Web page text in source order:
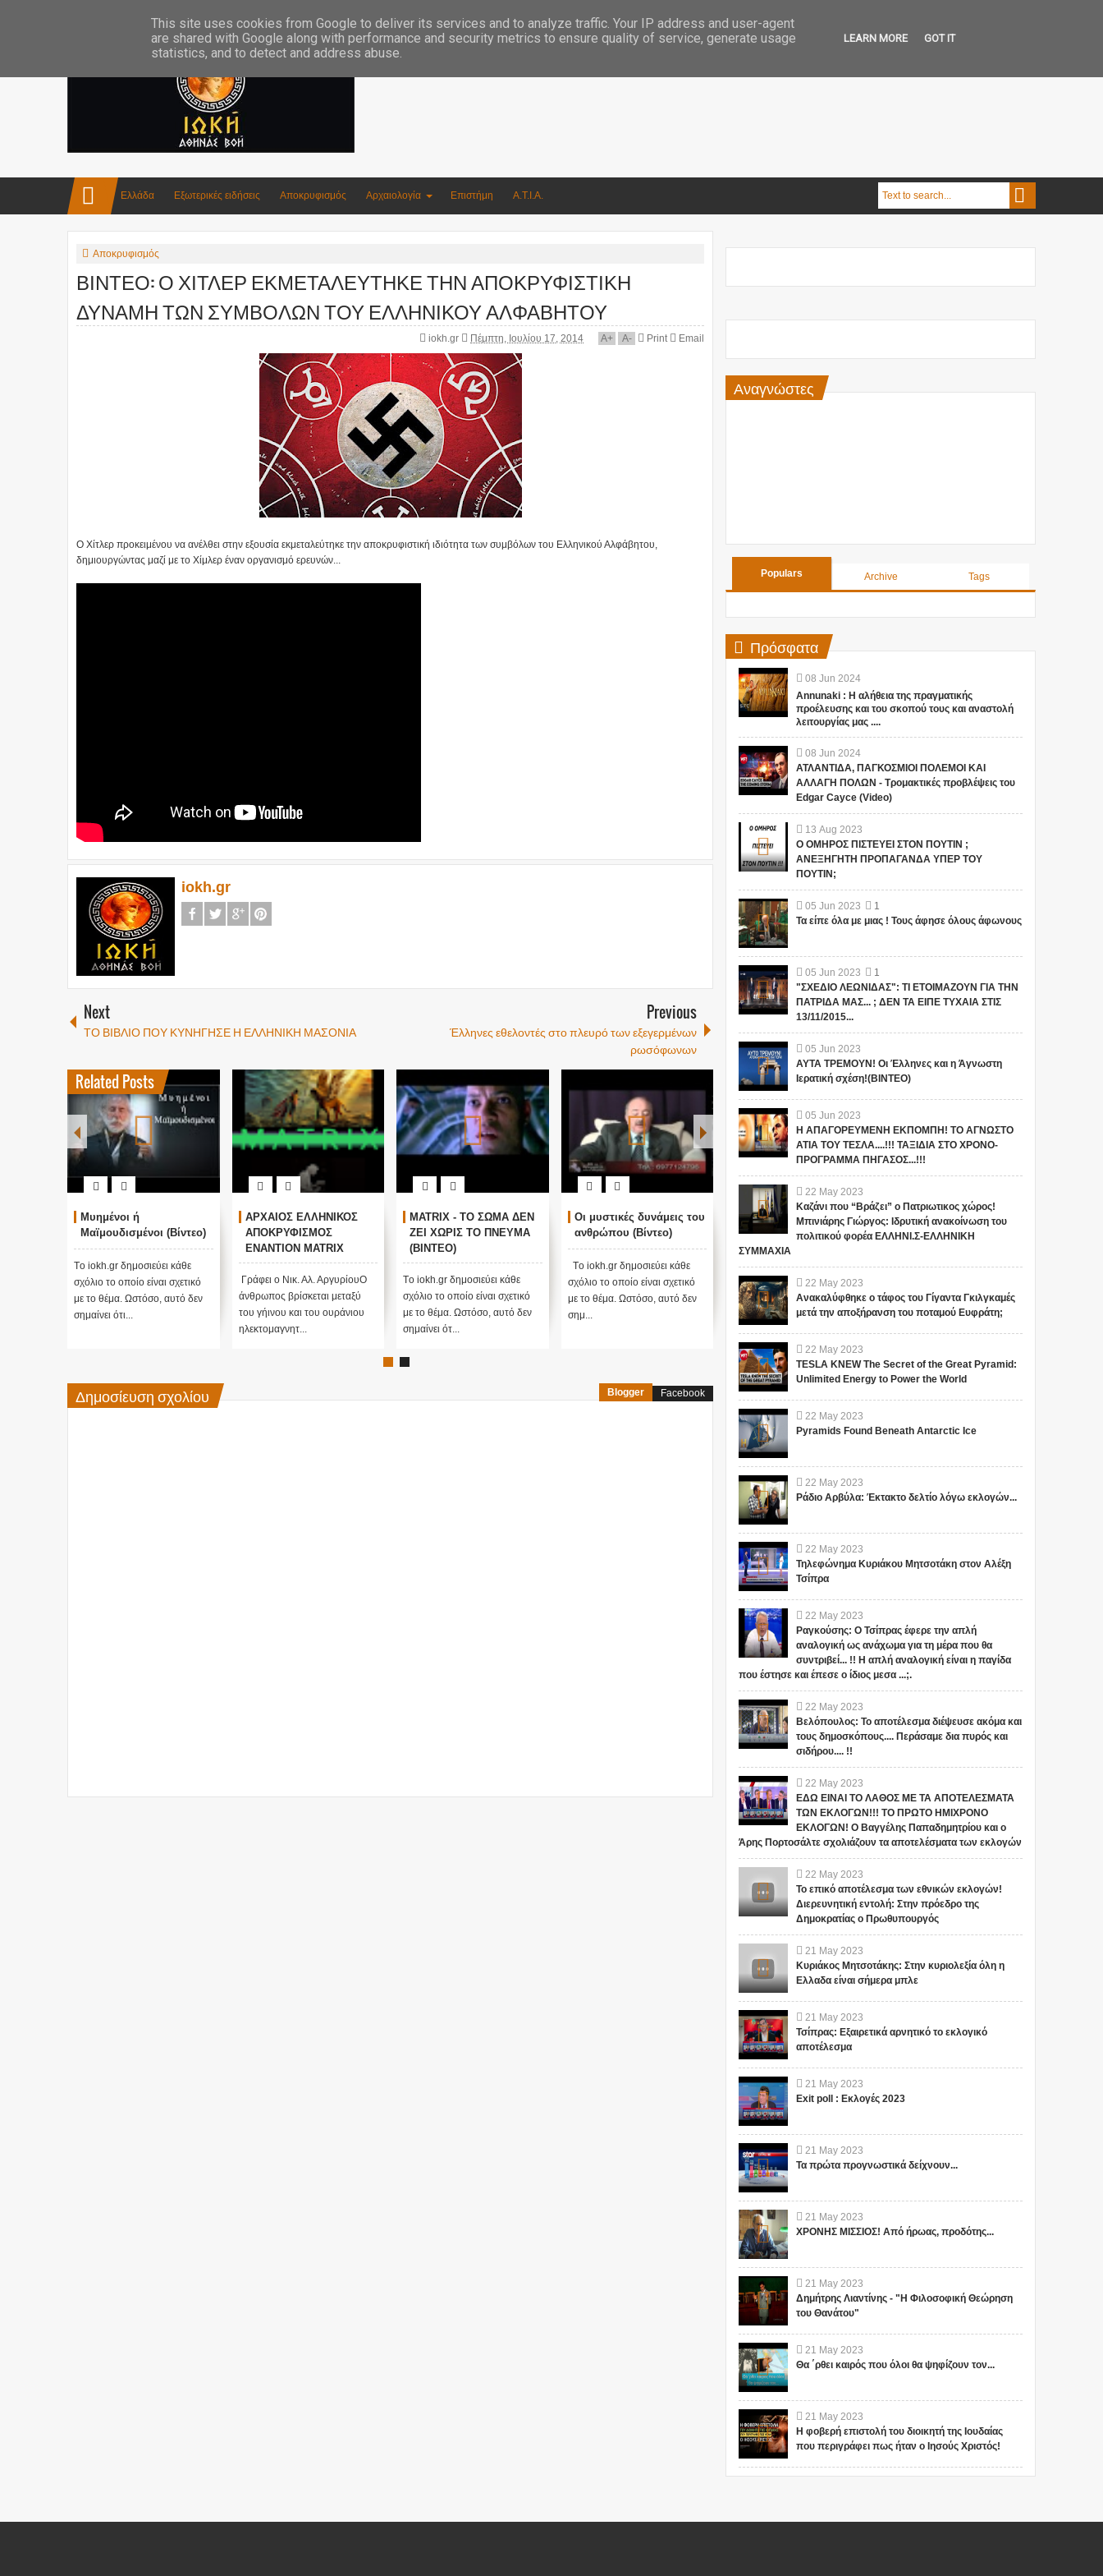
Ελλάδα Εξωτερικές ειδήσεις Αποκρυφισμός Αρχαιολογία Επιστήμη Α.Τ.Ι.Α.
Αποκρυφισμός
ΒΙΝΤΕΟ: Ο ΧΙΤΛΕΡ ΕΚΜΕΤΑΛΕΥΤΗΚΕ ΤΗΝ ΑΠΟΚΡΥΦΙΣΤΙΚΗ
ΔΥΝΑΜΗ ΤΩΝ ΣΥΜΒΟΛΩΝ ΤΟΥ ΕΛΛΗΝΙΚΟΥ ΑΛΦΑΒΗΤΟΥ
iokh.gr Πέμπτη, Ιουλίου 17, 2014 A+ A- Print Email
Ο Χίτλερ προκειμένου να ανέλθει στην εξουσία εκμεταλεύτηκε την αποκρυφιστική ιδιότητα των συμβόλων του Ελληνικού Αλφάβητου,
δημιουργώντας μαζί με το Χίμλερ έναν οργανισμό ερευνών...
iokh.gr
Next
ΤΟ ΒΙΒΛΙΟ ΠΟΥ ΚΥΝΗΓΗΣΕ Η ΕΛΛΗΝΙΚΗ ΜΑΣΟΝΙΑ
Previous
Έλληνες εθελοντές στο πλευρό των εξεγερμένων
ρωσόφωνων
Related Posts
Μυημένοι ή
Μαϊμουδισμένοι (Βίντεο)
Tο iokh.gr δημοσιεύει κάθε
σχόλιο το οποίο είναι σχετικό
με το θέμα. Ωστόσο, αυτό δεν
σημαίνει ότι...
ΑΡΧΑΙΟΣ ΕΛΛΗΝΙΚΟΣ
ΑΠΟΚΡΥΦΙΣΜΟΣ
ΕΝΑΝΤΙΟΝ MATRIX
Γράφει ο Νικ. Αλ. ΑργυρίουΟ
άνθρωπος βρίσκεται μεταξύ
του γήινου και του ουράνιου
ηλεκτομαγνητ...
MATRIX - ΤΟ ΣΩΜΑ ΔΕΝ
ΖΕΙ ΧΩΡΙΣ ΤΟ ΠΝΕΥΜΑ
(ΒΙΝΤΕΟ)
Tο iokh.gr δημοσιεύει κάθε
σχόλιο το οποίο είναι σχετικό
με το θέμα. Ωστόσο, αυτό δεν
σημαίνει ότ...
Οι μυστικές δυνάμεις του
ανθρώπου (Βίντεο)
Tο iokh.gr δημοσιεύει κάθε
σχόλιο το οποίο είναι σχετικό
με το θέμα. Ωστόσο, αυτό δεν
σημ...
Επικοινωνία με ανώτερα
όντα που είναι πέρα από
τον ηλεκτρομαγνητικό
φράχτη της γης!
Γράφει ο Ν. Αργυρίου Αρχικά
άρχισα κάνοντας εκτεταμένες
έρευνες σε θέματα εσωτερισμού
ΠΕΡΙΕΡΓΟ ΒΙΝΤΕΟ ΠΟΥ
ΔΗΜΟΣΙΕΥΤΗΚΕ ΣΤΟ
ΚΑΛΕΣΜΑ ΤΟΥ
ΓΝΩΡΙΖΟΥΜΕ....ΣΤΙΣ 7
ΦΕΒΡΟΥΑΡΙΟΥ 2019
Δημοσίευση σχολίου Blogger Facebook
Αναγνώστες
Populars Archive Tags
Πρόσφατα
08 Jun 2024
Annunaki : Η αλήθεια της πραγματικής
προέλευσης και του σκοπού τους και αναστολή
λειτουργίας μας ....
08 Jun 2024
ΑΤΛΑΝΤΙΔΑ, ΠΑΓΚΟΣΜΙΟΙ ΠΟΛΕΜΟΙ ΚΑΙ
ΑΛΛΑΓΗ ΠΟΛΩΝ - Τρομακτικές προβλέψεις του
Edgar Cayce (Video)
13 Aug 2023
Ο ΟΜΗΡΟΣ ΠΙΣΤΕΥΕΙ ΣΤΟΝ ΠΟΥΤΙΝ ;
ΑΝΕΞΗΓΗΤΗ ΠΡΟΠΑΓΑΝΔΑ ΥΠΕΡ ΤΟΥ
ΠΟΥΤΙΝ;
05 Jun 2023
1
Τα είπε όλα με μιας ! Τους άφησε όλους άφωνους
05 Jun 2023
1
"ΣΧΕΔΙΟ ΛΕΩΝΙΔΑΣ": ΤΙ ΕΤΟΙΜΑΖΟΥΝ ΓΙΑ ΤΗΝ
ΠΑΤΡΙΔΑ ΜΑΣ... ; ΔΕΝ ΤΑ ΕΙΠΕ ΤΥΧΑΙΑ ΣΤΙΣ
13/11/2015...
05 Jun 2023
ΑΥΤΑ ΤΡΕΜΟΥΝ! Οι Έλληνες και η Άγνωστη
Ιερατική σχέση!(ΒΙΝΤΕΟ)
05 Jun 2023
Η ΑΠΑΓΟΡΕΥΜΕΝΗ ΕΚΠΟΜΠΗ! ΤΟ ΑΓΝΩΣΤΟ
ΑΤΙΑ ΤΟΥ ΤΕΣΛΑ....!!! ΤΑΞΙΔΙΑ ΣΤΟ ΧΡΟΝΟ-
ΠΡΟΓΡΑΜΜΑ ΠΗΓΑΣΟΣ...!!!
22 May 2023
Καζάνι που “Βράζει” ο Πατριωτικος χώρος!
Μπινιάρης Γιώργος: Ιδρυτική ανακοίνωση του
πολιτικού φορέα ΕΛΛΗΝΙ.Σ-ΕΛΛΗΝΙΚΗ
ΣΥΜΜΑΧΙΑ
22 May 2023
Ανακαλύφθηκε ο τάφος του Γίγαντα Γκιλγκαμές
μετά την αποξήρανση του ποταμού Ευφράτη;
22 May 2023
TESLA KNEW The Secret of the Great Pyramid:
Unlimited Energy to Power the World
22 May 2023
Pyramids Found Beneath Antarctic Ice
22 May 2023
Ράδιο Αρβύλα: Έκτακτο δελτίο λόγω εκλογών...
22 May 2023
Τηλεφώνημα Κυριάκου Μητσοτάκη στον Αλέξη
Τσίπρα
22 May 2023
Ραγκούσης: Ο Τσίπρας έφερε την απλή
αναλογική ως ανάχωμα για τη μέρα που θα
συντριβεί... !! Η απλή αναλογική είναι η παγίδα
που έστησε και έπεσε ο ίδιος μεσα ...;.
22 May 2023
Βελόπουλος: Το αποτέλεσμα διέψευσε ακόμα και
τους δημοσκόπους.... Περάσαμε δια πυρός και
σιδήρου.... !!
22 May 2023
ΕΔΩ ΕΙΝΑΙ ΤΟ ΛΑΘΟΣ ΜΕ ΤΑ ΑΠΟΤΕΛΕΣΜΑΤΑ
ΤΩΝ ΕΚΛΟΓΩΝ!!! ΤΟ ΠΡΩΤΟ ΗΜΙΧΡΟΝΟ
ΕΚΛΟΓΩΝ! Ο Βαγγέλης Παπαδημητρίου και ο
Άρης Πορτοσάλτε σχολιάζουν τα αποτελέσματα των εκλογών
22 May 2023
Το επικό αποτέλεσμα των εθνικών εκλογών!
Διερευνητική εντολή: Στην πρόεδρο της
Δημοκρατίας ο Πρωθυπουργός
21 May 2023
Κυριάκος Μητσοτάκης: Στην κυριολεξία όλη η
Ελλαδα είναι σήμερα μπλε
21 May 2023
Τσίπρας: Εξαιρετικά αρνητικό το εκλογικό
αποτέλεσμα
21 May 2023
Exit poll : Εκλογές 2023
21 May 2023
Τα πρώτα προγνωστικά δείχνουν...
21 May 2023
ΧΡΟΝΗΣ ΜΙΣΣΙΟΣ! Από ήρωας, προδότης...
21 May 2023
Δημήτρης Λιαντίνης - "Η Φιλοσοφική Θεώρηση
του Θανάτου"
21 May 2023
Θα ΄ρθει καιρός που όλοι θα ψηφίζουν τον...
21 May 2023
Η φοβερή επιστολή του διοικητή της Ιουδαίας
που περιγράφει πως ήταν ο Ιησούς Χριστός!
This site uses cookies from Google to deliver its services and to analyze traffic. Your IP address and user-agent
are shared with Google along with performance and security metrics to ensure quality of service, generate usage
statistics, and to detect and address abuse.
LEARN MORE GOT IT